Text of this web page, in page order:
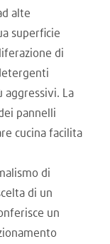
alte
superficie
di
aggressivi. La
pannelli
cucina facilita
di
di un
un